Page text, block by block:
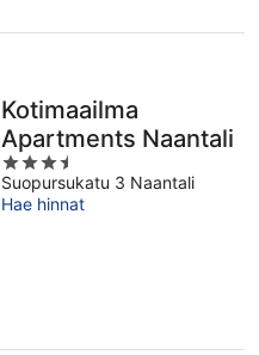
Kotimaailma
Apartments Naantali
3.5
out
of
Suopursukatu 3 Naantali
Hae hinnat